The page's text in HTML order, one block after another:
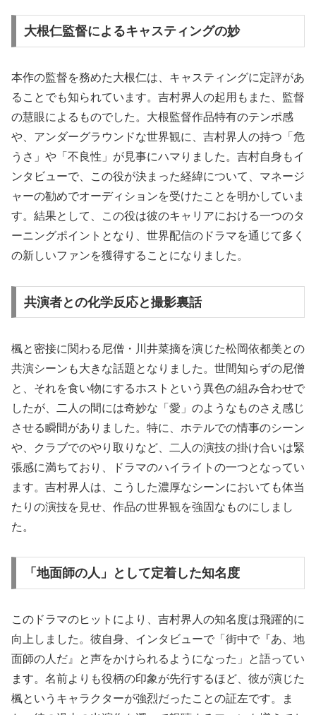
大根仁監督によるキャスティングの妙
本作の監督を務めた大根仁は、キャスティングに定評があ
ることでも知られています。吉村界人の起用もまた、監督
の慧眼によるものでした。大根監督作品特有のテンポ感
や、アンダーグラウンドな世界観に、吉村界人の持つ「危
うさ」や「不良性」が見事にハマりました。吉村自身もイ
ンタビューで、この役が決まった経緯について、マネージ
ャーの勧めでオーディションを受けたことを明かしていま
す。結果として、この役は彼のキャリアにおける一つのタ
ーニングポイントとなり、世界配信のドラマを通じて多く
の新しいファンを獲得することになりました。
共演者との化学反応と撮影裏話
楓と密接に関わる尼僧・川井菜摘を演じた松岡依都美との
共演シーンも大きな話題となりました。世間知らずの尼僧
と、それを食い物にするホストという異色の組み合わせで
したが、二人の間には奇妙な「愛」のようなものさえ感じ
させる瞬間がありました。特に、ホテルでの情事のシーン
や、クラブでのやり取りなど、二人の演技の掛け合いは緊
張感に満ちており、ドラマのハイライトの一つとなってい
ます。吉村界人は、こうした濃厚なシーンにおいても体当
たりの演技を見せ、作品の世界観を強固なものにしまし
た。
「地面師の人」として定着した知名度
このドラマのヒットにより、吉村界人の知名度は飛躍的に
向上しました。彼自身、インタビューで「街中で『あ、地
面師の人だ』と声をかけられるようになった」と語ってい
ます。名前よりも役柄の印象が先行するほど、彼が演じた
楓というキャラクターが強烈だったことの証左です。ま